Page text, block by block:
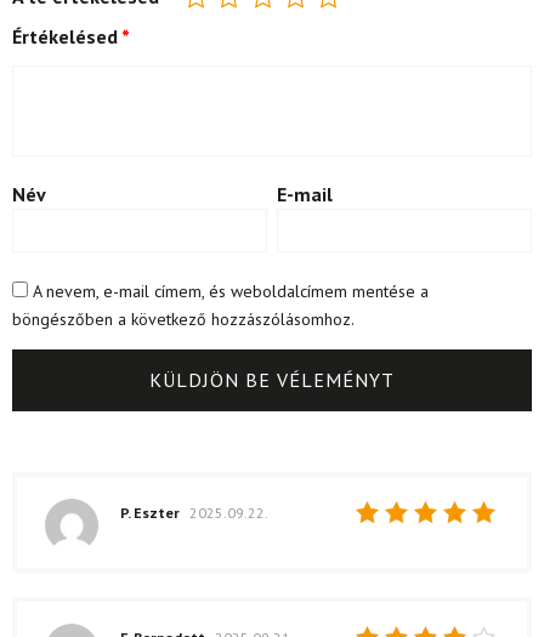
Értékelésed *
Név E-mail
A nevem, e-mail címem, és weboldalcímem mentése a
böngészőben a következő hozzászólásomhoz.
P. Eszter 2025.09.22.